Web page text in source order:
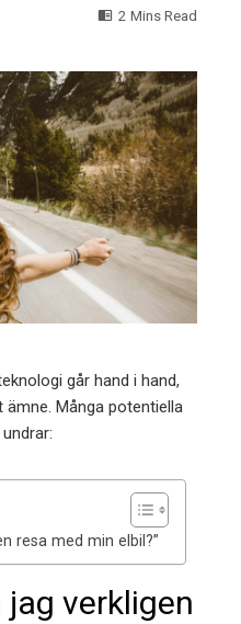
2 Mins Read
går hand i hand,
Många potentiella
resa med min elbil?”
jag verkligen